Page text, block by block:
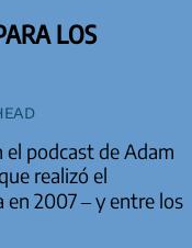
LOS
el podcast de Adam
realizó el
2007 – y entre los